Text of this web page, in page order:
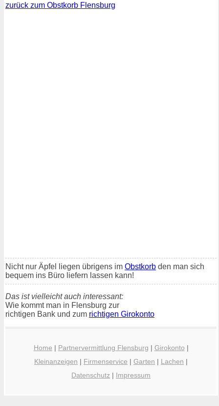
zurück zum Obstkorb Flensburg
Nicht nur Äpfel liegen übrigens im Obstkorb den man sich
bequem ins Büro liefern lassen kann!
Das ist vielleicht auch interessant:
Wie kommt man in Flensburg zur
richtigen Bank und zum richtigen Girokonto
Home | Partnervermittlung Flensburg | Girokonto |
Kleinanzeigen | Firmenservice | Garten | Lachen |
Datenschutz | Impressum